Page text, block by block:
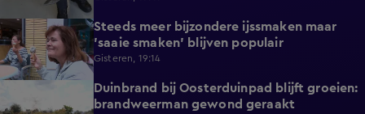
1:17
Steeds meer bijzondere ijssmaken maar
'saaie smaken' blijven populair
Gisteren, 19:14
Duinbrand bij Oosterduinpad blijft groeien:
brandweerman gewond geraakt